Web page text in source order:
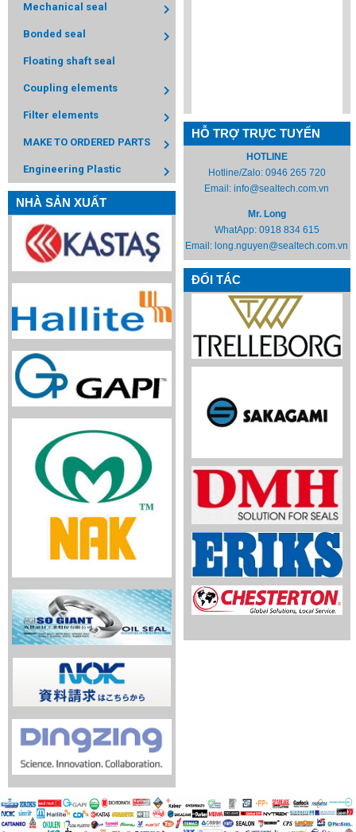
Mechanical seal
Bonded seal
Floating shaft seal
Coupling elements
Filter elements
MAKE TO ORDERED PARTS
Engineering Plastic
NHÀ SẢN XUẤT
HỖ TRỢ TRỰC TUYẾN
HOTLINE
Hotline/Zalo: 0946 265 720
Email:info@sealtech.com.vn
Mr. Long
WhatApp: 0918 834 615
Email: long.nguyen@sealtech.com.vn
ĐỐI TÁC